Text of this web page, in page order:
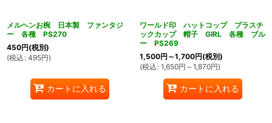
メルヘンお椀 日本製 ファンタジ
ー 各種 PS270
450円(税別)
(税込 : 495円)
カートに入れる
ワールド印 ハットコップ プラスチ
ックカップ 帽子 GIRL 各種 ブル
ー PS269
1,500円 ～1,700円(税別)
(税込 : 1,650円 ～1,870円)
カートに入れる